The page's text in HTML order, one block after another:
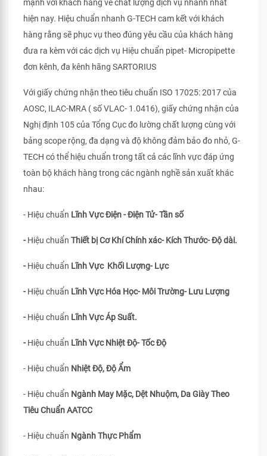
mạnh với khách hàng về chất lượng dịch vụ nhanh nhất
hiện nay. Hiệu chuẩn nhanh G-TECH cam kết với khách
hàng rằng sẽ phục vụ theo đúng yêu cầu của khách hàng
đưa ra kèm với các dịch vụ Hiệu chuẩn pipet- Micropipette
đơn kênh, đa kênh hãng SARTORIUS
Với giấy chứng nhận theo tiêu chuẩn ISO 17025: 2017 của
AOSC, ILAC-MRA ( số VLAC- 1.0416), giấy chứng nhận của
Nghị định 105 của Tổng Cục đo lường chất lượng cùng với
bảng scope rộng, đa dạng và độ không đảm bảo đo nhỏ, G-
TECH có thể hiệu chuẩn trong tất cả các lĩnh vực đáp ứng
toàn bộ khách hàng trong các ngành nghề sản xuất khác
nhau:
- Hiệu chuẩn Lĩnh Vực Điện - Điện Tử- Tần số
-Hiệu chuẩn Thiết bị Cơ Khí Chính xác- Kích Thước- Độ dài.
-Hiệu chuẩn Lĩnh Vực Khối Lượng- Lực
-Hiệu chuẩn Lĩnh Vực Hóa Học- Môi Trường- Lưu Lượng
-Hiệu chuẩn Lĩnh Vực Áp Suất.
-Hiệu chuẩn Lĩnh Vực Nhiệt Độ- Tốc Độ
- Hiệu chuẩn Nhiệt Độ, Độ Ẩm
- Hiệu chuẩn Ngành May Mặc, Dệt Nhuộm, Da Giày Theo
Tiêu ChuẩnAATCC
- Hiệu chuẩn Ngành Thực Phẩm